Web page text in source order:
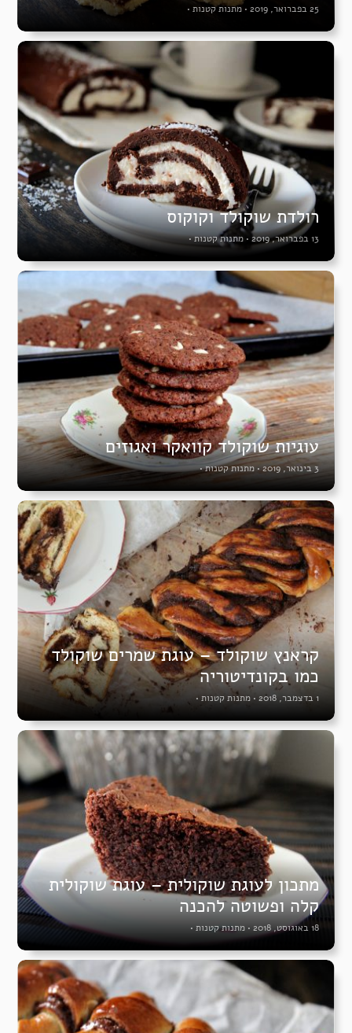
25 בפברואר, 2019 • מתנות קטנות •
רולדת שוקולד וקוקוס
13 בפברואר, 2019 • מתנות קטנות•
עוגיות שוקולד קוואקר ואגוזים
3 בינואר, 2019 •מתנות קטנות•
קראנץ שוקולד – עוגת שמרים שוקולד
כמו בקונדיטוריה
1 בדצמבר, 2018 • מתנות קטנות •
מתכון לעוגת שוקולית – עוגת שוקולית
קלה ופשוטה להכנה
18 באוגוסט, 2018 • מתנות קטנות •